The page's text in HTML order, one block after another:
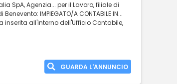
SpA, Agenzia... per il Lavoro, filiale di
IMPIEGATO/A CONTABILE IN...
inserita all'interno dell'Ufficio Contabile,
GUARDA L'ANNUNCIO